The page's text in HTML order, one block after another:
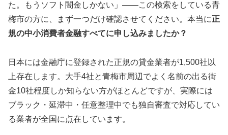
た。もうソフト闇金しかない」——この検索をしている青
梅市の方に、まず一つだけ確認させてください。本当に正
規の中小消費者金融すべてに申し込みましたか？
日本には金融庁に登録された正規の貸金業者が1,500社以
上存在します。大手4社と青梅市周辺でよく名前の出る街
金10社程度しか知らない方がほとんどですが、実際には
ブラック・延滞中・任意整理中でも独自審査で対応してい
る業者が全国に点在しています。